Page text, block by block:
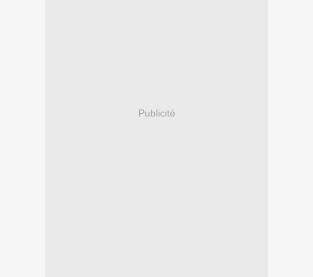
Publicité